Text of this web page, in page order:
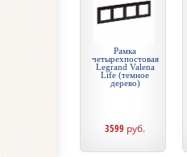
Рамка
четырехпостовая
Legrand Valena
Life (темное
дерево)
3599 руб.